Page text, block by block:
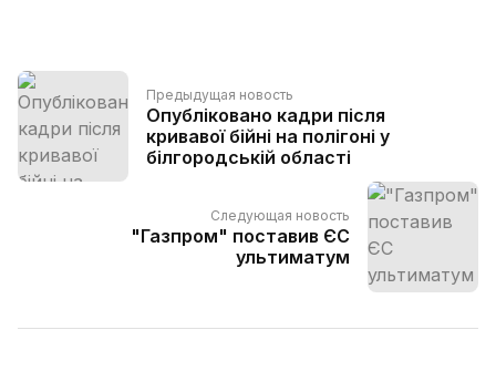
Предыдущая новость
Опубліковано кадри після
кривавої бійні на полігоні у
білгородській області
Следующая новость
"Газпром" поставив ЄС
ультиматум